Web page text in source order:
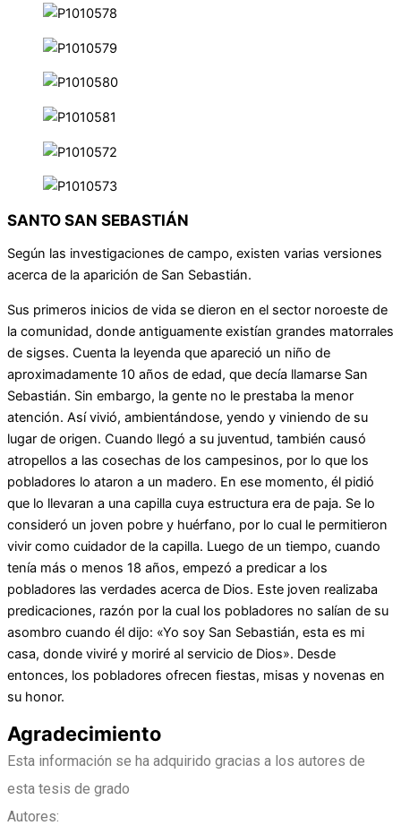
SANTO SAN SEBASTIÁN
Según las investigaciones de campo, existen varias versiones
acerca de la aparición de San Sebastián.
Sus primeros inicios de vida se dieron en el sector noroeste de
la comunidad, donde antiguamente existían grandes matorrales
de sigses. Cuenta la leyenda que apareció un niño de
aproximadamente 10 años de edad, que decía llamarse San
Sebastián. Sin embargo, la gente no le prestaba la menor
atención. Así vivió, ambientándose, yendo y viniendo de su
lugar de origen. Cuando llegó a su juventud, también causó
atropellos a las cosechas de los campesinos, por lo que los
pobladores lo ataron a un madero. En ese momento, él pidió
que lo llevaran a una capilla cuya estructura era de paja. Se lo
consideró un joven pobre y huérfano, por lo cual le permitieron
vivir como cuidador de la capilla. Luego de un tiempo, cuando
tenía más o menos 18 años, empezó a predicar a los
pobladores las verdades acerca de Dios. Este joven realizaba
predicaciones, razón por la cual los pobladores no salían de su
asombro cuando él dijo: «Yo soy San Sebastián, esta es mi
casa, donde viviré y moriré al servicio de Dios». Desde
entonces, los pobladores ofrecen fiestas, misas y novenas en
su honor.
Agradecimiento
Esta información se ha adquirido gracias a los autores de
esta tesis de grado
Autores: